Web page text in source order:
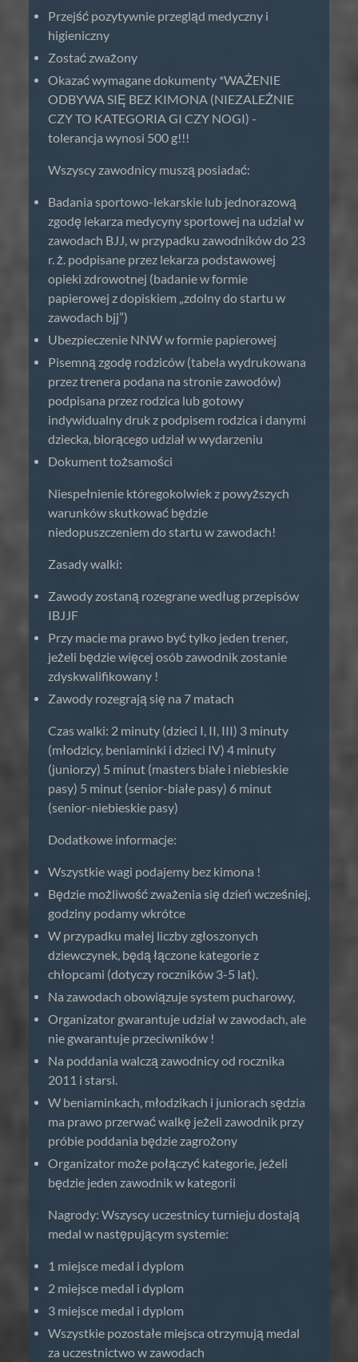
Przejść pozytywnie przegląd medyczny i
higieniczny
Zostać zważony
Okazać wymagane dokumenty *WAŻENIE
ODBYWA SIĘ BEZ KIMONA (NIEZALEŻNIE
CZY TO KATEGORIA GI CZY NOGI) -
tolerancja wynosi 500 g!!!
Wszyscy zawodnicy muszą posiadać:
Badania sportowo-lekarskie lub jednorazową
zgodę lekarza medycyny sportowej na udział w
zawodach BJJ, w przypadku zawodników do 23
r. ż. podpisane przez lekarza podstawowej
opieki zdrowotnej (badanie w formie
papierowej z dopiskiem „zdolny do startu w
zawodach bjj”)
Ubezpieczenie NNW w formie papierowej
Pisemną zgodę rodziców (tabela wydrukowana
przez trenera podana na stronie zawodów)
podpisana przez rodzica lub gotowy
indywidualny druk z podpisem rodzica i danymi
dziecka, biorącego udział w wydarzeniu
Dokument tożsamości
Niespełnienie któregokolwiek z powyższych
warunków skutkować będzie
niedopuszczeniem do startu w zawodach!
Zasady walki:
Zawody zostaną rozegrane według przepisów
IBJJF
Przy macie ma prawo być tylko jeden trener,
jeżeli będzie więcej osób zawodnik zostanie
zdyskwalifikowany !
Zawody rozegrają się na 7 matach
Czas walki: 2 minuty (dzieci I, II, III) 3 minuty
(młodzicy, beniaminki i dzieci IV) 4 minuty
(juniorzy) 5 minut (masters białe i niebieskie
pasy) 5 minut (senior-białe pasy) 6 minut
(senior-niebieskie pasy)
Dodatkowe informacje:
Wszystkie wagi podajemy bez kimona !
Będzie możliwość zważenia się dzień wcześniej,
godziny podamy wkrótce
W przypadku małej liczby zgłoszonych
dziewczynek, będą łączone kategorie z
chłopcami (dotyczy roczników 3-5 lat).
Na zawodach obowiązuje system pucharowy,
Organizator gwarantuje udział w zawodach, ale
nie gwarantuje przeciwników !
Na poddania walczą zawodnicy od rocznika
2011 i starsi.
W beniaminkach, młodzikach i juniorach sędzia
ma prawo przerwać walkę jeżeli zawodnik przy
próbie poddania będzie zagrożony
Organizator może połączyć kategorie, jeżeli
będzie jeden zawodnik w kategorii
Nagrody: Wszyscy uczestnicy turnieju dostają
medal w następującym systemie:
1 miejsce medal i dyplom
2 miejsce medal i dyplom
3 miejsce medal i dyplom
Wszystkie pozostałe miejsca otrzymują medal
za uczestnictwo w zawodach